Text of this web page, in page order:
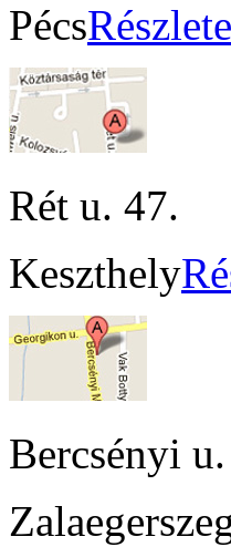
Pécs
Rét u. 47.
Keszthely
Bercsényi